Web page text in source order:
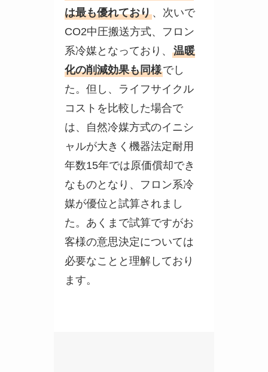
は最も優れており、次いで
CO2中圧搬送方式、フロン
系冷媒となっており、 温暖
化の削減効果も同様でし
た。但し、ライフサイクル
コストを比較した場合で
は、自然冷媒方式のイニシ
ャルが大きく機器法定耐用
年数15年では原価償却でき
なものとなり、フロン系冷
媒が優位と試算されまし
た。あくまで試算ですがお
客様の意思決定については
必要なことと理解しており
ます。